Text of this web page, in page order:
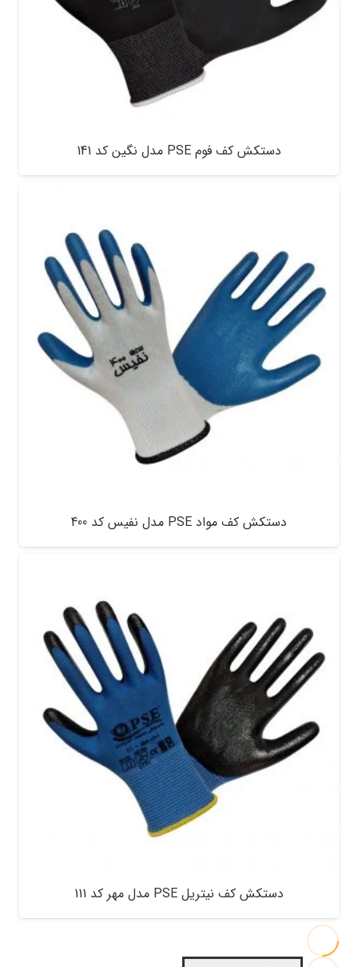
دستکش کف فوم PSE مدل نگین کد 141
دستکش کف مواد PSE مدل نفیس کد 400
دستکش کف نیتریل PSE مدل مهر کد 111